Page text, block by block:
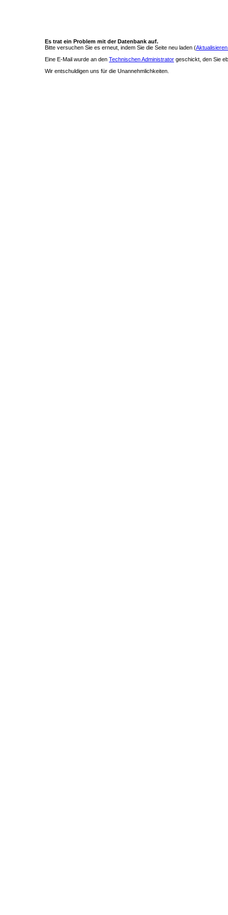
Es trat ein Problem mit der Datenbank auf.
Bitte versuchen Sie es erneut, indem Sie die Seite neu laden (
Eine E-Mail wurde an den Technischen Administrator geschickt, den Sie
Wir entschuldigen uns für die Unannehmlichkeiten.